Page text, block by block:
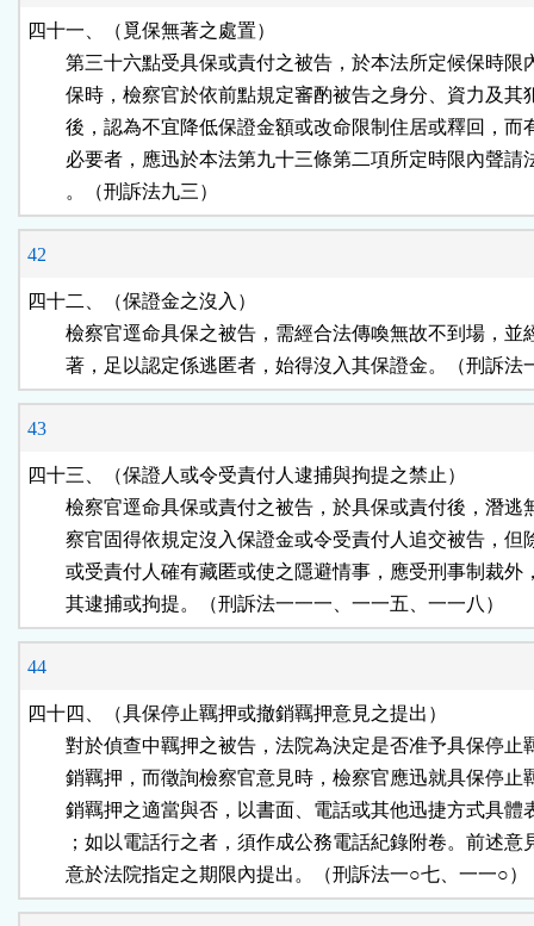
四十一、（覓保無著之處置）
第三十六點受具保或責付之被告，於本法所定候保時限
保時，檢察官於依前點規定審酌被告之身分、資力及其
後，認為不宜降低保證金額或改命限制住居或釋回，而
必要者，應迅於本法第九十三條第二項所定時限內聲請
        。（刑訴法九三）
42
四十二、（保證金之沒入）
檢察官逕命具保之被告，需經合法傳喚無故不到場，並
著，足以認定係逃匿者，始得沒入其保證金。（刑訴法
43
四十三、（保證人或令受責付人逮捕與拘提之禁止）
檢察官逕命具保或責付之被告，於具保或責付後，潛逃
察官固得依規定沒入保證金或令受責付人追交被告，但
或受責付人確有藏匿或使之隱避情事，應受刑事制裁外
        其逮捕或拘提。（刑訴法一一一、一一五、一一八）
44
四十四、（具保停止羈押或撤銷羈押意見之提出）
對於偵查中羈押之被告，法院為決定是否准予具保停止
銷羈押，而徵詢檢察官意見時，檢察官應迅就具保停止
銷羈押之適當與否，以書面、電話或其他迅捷方式具體
；如以電話行之者，須作成公務電話紀錄附卷。前述意
        意於法院指定之期限內提出。（刑訴法一○七、一一○）